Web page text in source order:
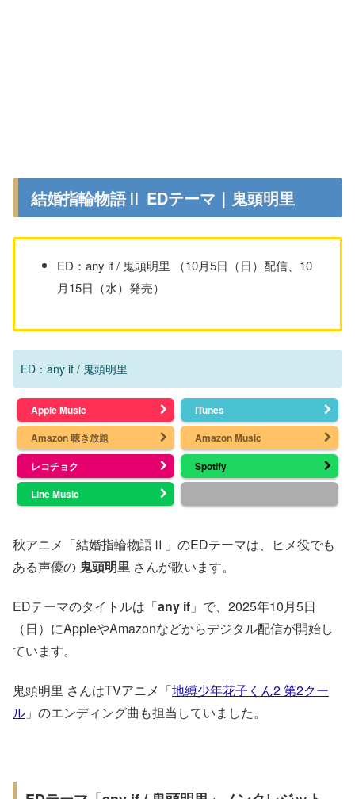
結婚指輪物語Ⅱ EDテーマ｜鬼頭明里
ED：any if / 鬼頭明里 （10月5日（日）配信、10
月15日（水）発売）
ED：any if / 鬼頭明里
Apple Music
iTunes
Amazon 聴き放題
Amazon Music
レコチョク
Spotify
Line Music
秋アニメ「結婚指輪物語Ⅱ」のEDテーマは、ヒメ役でも
ある声優の 鬼頭明里 さんが歌います。
EDテーマのタイトルは「any if 」で、2025年10月5日
（日）にAppleやAmazonなどからデジタル配信が開始し
ています。
鬼頭明里 さんはTVアニメ「地縛少年花子くん2 第2クー
ル 」のエンディング曲も担当していました。